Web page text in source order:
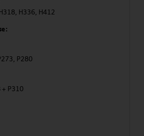
H336, H412
P280
+ P310